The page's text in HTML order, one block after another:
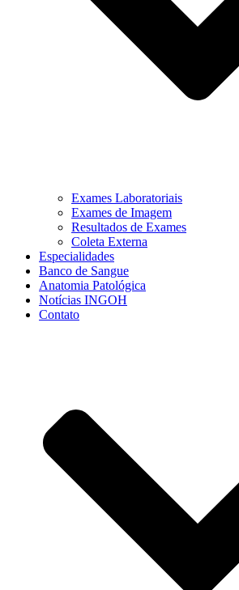
Exames Laboratoriais
Exames de Imagem
Resultados de Exames
Coleta Externa
Especialidades
Banco de Sangue
Anatomia Patológica
Notícias INGOH
Contato